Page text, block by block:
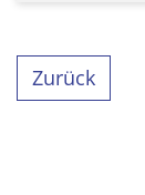
Zurück